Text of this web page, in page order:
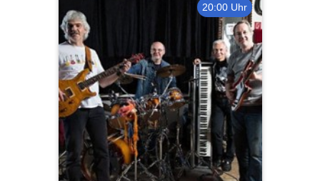
20:00 Uhr